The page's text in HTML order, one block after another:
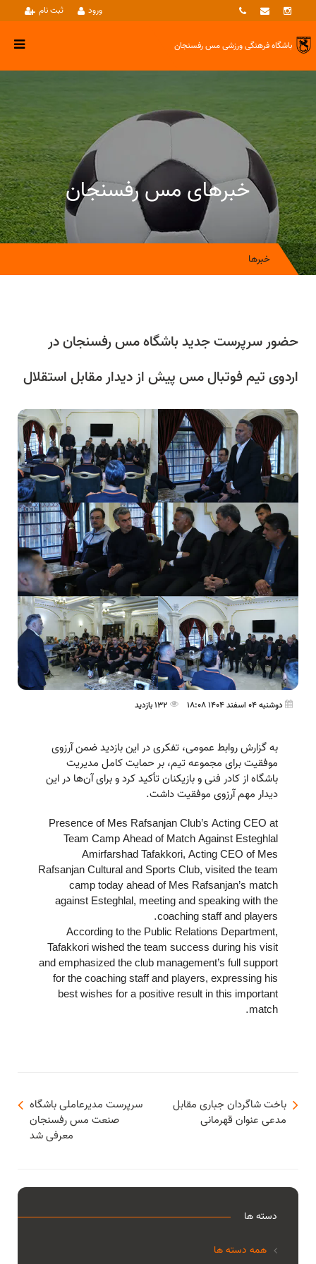
ثبت نام ورود
باشگاه فرهنگی ورزشیمس رفسنجان
خبرهای مس رفسنجان
خبرها
حضور سرپرست جدید باشگاه مس رفسنجان در
اردوی تیم فوتبال مس پیش از دیدار مقابل استقلال
دوشنبه 04 اسفند 1404 18:08
به گزارش روابط عمومی، تفکری در این بازدید ضمن آرزوی
موفقیت برای مجموعه تیم، بر حمایت کامل مدیریت
باشگاه از کادر فنی و بازیکنان تأکید کرد و برای آن‌ها در این
دیدار مهم آرزوی موفقیت داشت.
Presence of Mes Rafsanjan Club’s Acting CEO at
Team Camp Ahead of Match Against Esteghlal
Amirfarshad Tafakkori, Acting CEO of Mes
Rafsanjan Cultural and Sports Club, visited the team
camp today ahead of Mes Rafsanjan’s match
against Esteghlal, meeting and speaking with the
coaching staff and players.
According to the Public Relations Department,
Tafakkori wished the team success during his visit
and emphasized the club management’s full support
for the coaching staff and players, expressing his
best wishes for a positive result in this important
match.
سرپرست مدیرعاملی باشگاه
صنعت مس رفسنجان
معرفی شد
باخت شاگردان جباری مقابل
مدعی عنوان قهرمانی
دسته ها
همه دسته ها